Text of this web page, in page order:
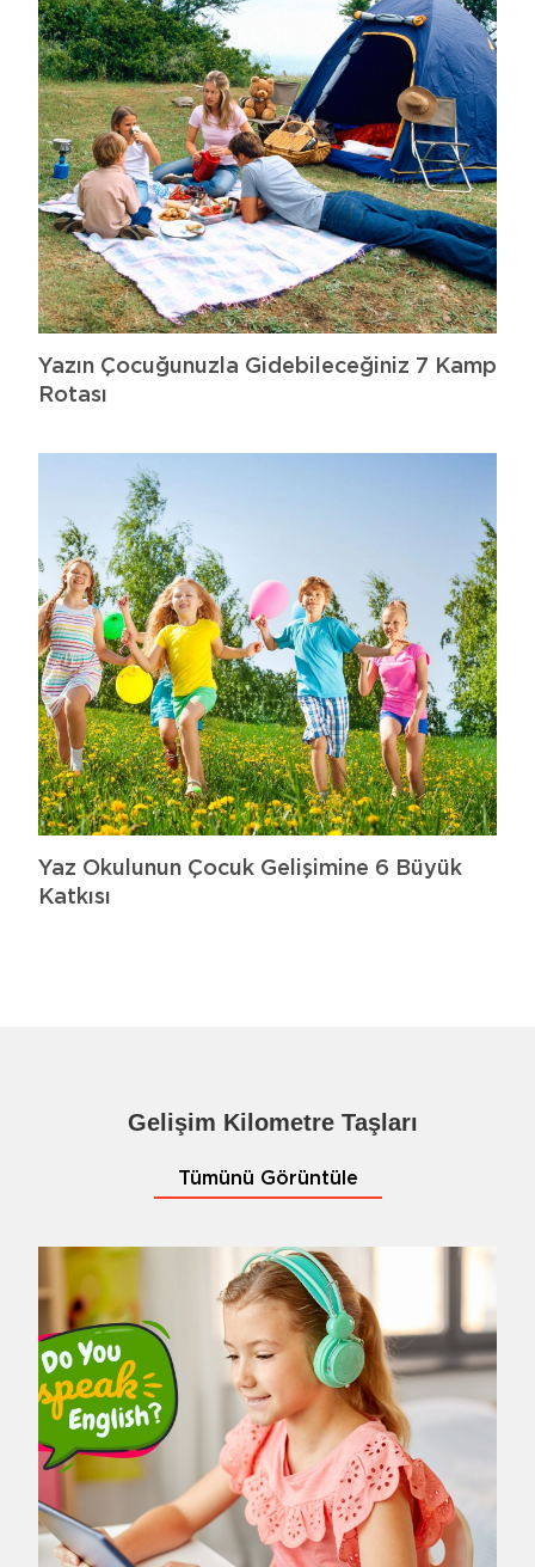
Yazın Çocuğunuzla Gidebileceğiniz 7 Kamp
Rotası
Yaz Okulunun Çocuk Gelişimine 6 Büyük
Katkısı
Gelişim Kilometre Taşları
Tümünü Görüntüle